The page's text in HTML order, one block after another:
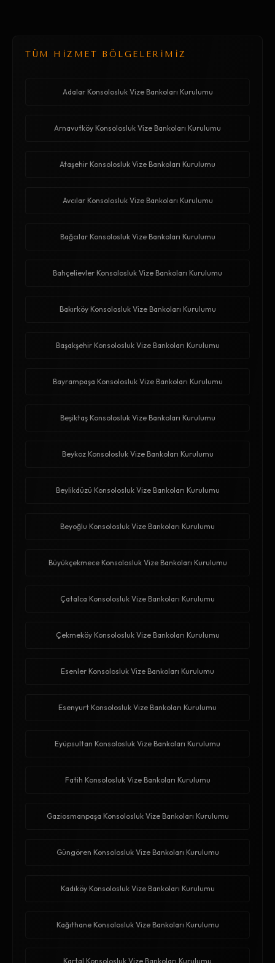
TÜM HİZMET BÖLGELERİMİZ
Adalar Konsolosluk Vize Bankoları Kurulumu
Arnavutköy Konsolosluk Vize Bankoları Kurulumu
Ataşehir Konsolosluk Vize Bankoları Kurulumu
Avcılar Konsolosluk Vize Bankoları Kurulumu
Bağcılar Konsolosluk Vize Bankoları Kurulumu
Bahçelievler Konsolosluk Vize Bankoları Kurulumu
Bakırköy Konsolosluk Vize Bankoları Kurulumu
Başakşehir Konsolosluk Vize Bankoları Kurulumu
Bayrampaşa Konsolosluk Vize Bankoları Kurulumu
Beşiktaş Konsolosluk Vize Bankoları Kurulumu
Beykoz Konsolosluk Vize Bankoları Kurulumu
Beylikdüzü Konsolosluk Vize Bankoları Kurulumu
Beyoğlu Konsolosluk Vize Bankoları Kurulumu
Büyükçekmece Konsolosluk Vize Bankoları Kurulumu
Çatalca Konsolosluk Vize Bankoları Kurulumu
Çekmeköy Konsolosluk Vize Bankoları Kurulumu
Esenler Konsolosluk Vize Bankoları Kurulumu
Esenyurt Konsolosluk Vize Bankoları Kurulumu
Eyüpsultan Konsolosluk Vize Bankoları Kurulumu
Fatih Konsolosluk Vize Bankoları Kurulumu
Gaziosmanpaşa Konsolosluk Vize Bankoları Kurulumu
Güngören Konsolosluk Vize Bankoları Kurulumu
Kadıköy Konsolosluk Vize Bankoları Kurulumu
Kağıthane Konsolosluk Vize Bankoları Kurulumu
Kartal Konsolosluk Vize Bankoları Kurulumu